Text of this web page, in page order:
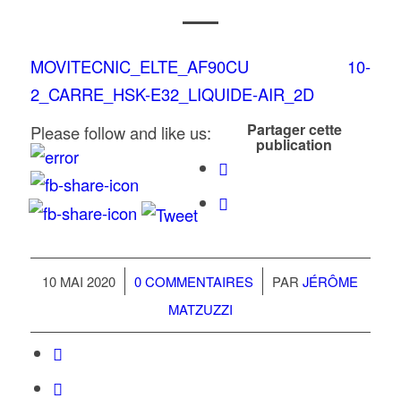
MOVITECNIC_ELTE_AF90CU 10-
2_CARRE_HSK-E32_LIQUIDE-AIR_2D
Please follow and like us:
10 MAI 2020
/ 0 COMMENTAIRES
/ PARJÉRÔME
MATZUZZI
Partager cette
publication
ID